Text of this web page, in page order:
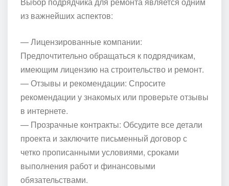
из важнейших аспектов:
— Лицензированные компании:
Предпочтительно обращаться к подрядчикам,
имеющим лицензию на строительство и ремонт.
— Отзывы и рекомендации: Спросите
рекомендации у знакомых или проверьте отзывы
в интернете.
— Прозрачные контракты: Обсудите все детали
проекта и заключите письменный договор с
четко прописанными условиями, сроками
выполнения работ и финансовыми
обязательствами.